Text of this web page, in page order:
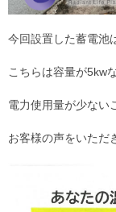
今回設置した蓄電池
こちらは容量が5kw
電力使用量が少ない
お客様の声をいただ